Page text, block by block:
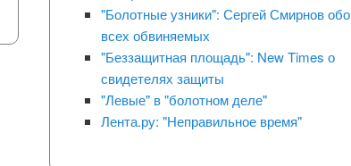
"Болотные узники": Сергей Смирнов обо
всех обвиняемых
"Беззащитная площадь": New Times о
свидетелях защиты
"Левые" в "болотном деле"
Лента.ру: "Неправильное время"